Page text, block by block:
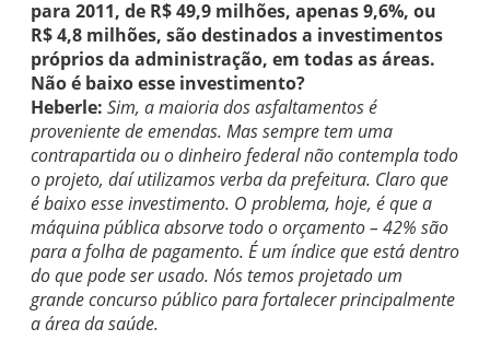
para 2011, de R$ 49,9 milhões, apenas 9,6%, ou
R$ 4,8 milhões, são destinados a investimentos
próprios da administração, em todas as áreas.
Não é baixo esse investimento?
Heberle: Sim, a maioria dos asfaltamentos é
proveniente de emendas. Mas sempre tem uma
contrapartida ou o dinheiro federal não contempla todo
o projeto, daí utilizamos verba da prefeitura. Claro que
é baixo esse investimento. O problema, hoje, é que a
máquina pública absorve todo o orçamento – 42% são
para a folha de pagamento. É um índice que está dentro
do que pode ser usado. Nós temos projetado um
grande concurso público para fortalecer principalmente
a área da saúde.